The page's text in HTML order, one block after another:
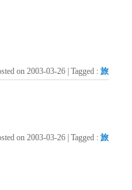
on 2003-03-26 Tagged : 旅
on 2003-03-26 | Tagged : 旅